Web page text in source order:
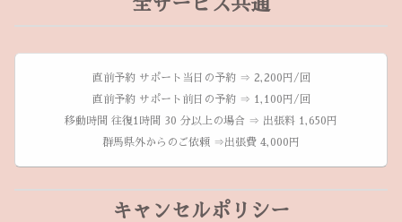
全サービス共通
直前予約 サポート当日の予約 ⇒ 2,200円/回
直前予約 サポート前日の予約 ⇒ 1,100円/回
移動時間 往復1時間 30 分以上の場合 ⇒ 出張料 1,650円
群馬県外からのご依頼 ⇒出張費 4,000円
キャンセルポリシー